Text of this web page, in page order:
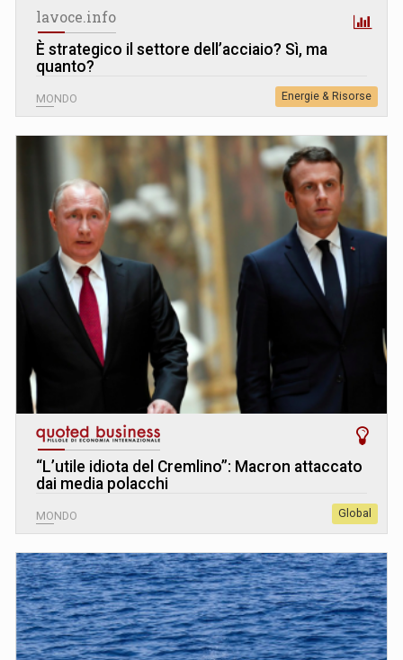
lavoce.info
È strategico il settore dell’acciaio? Sì, ma
quanto?
MONDO Energie & Risorse
“L’utile idiota del Cremlino”: Macron attaccato
dai media polacchi
MONDO Global